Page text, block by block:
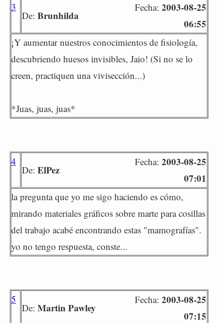
3
De: Brunhilda
Fecha: 2003-08-25
06:55
¡Y aumentar nuestros conocimientos de fisiología,
descubriendo huesos invisibles, Jaio! (Si no se lo
creen, practiquen una vivisección...)
*Juas, juas, juas*
4
De: ElPez
Fecha: 2003-08-25
07:01
la pregunta que yo me sigo haciendo es cómo,
mirando materiales gráficos sobre marte para cosillas
del trabajo acabé encontrando estas "mamografías".
yo no tengo respuesta, conste...
5
De: Martin Pawley
Fecha: 2003-08-25
07:15